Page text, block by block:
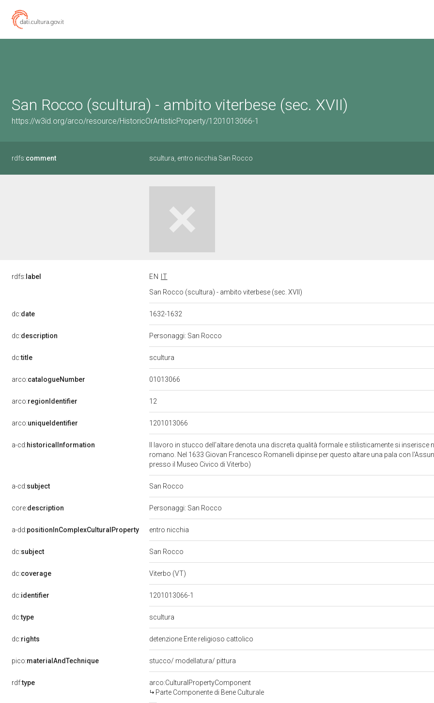
San Rocco (scultura) - ambito viterbese (sec. XVII)
https://w3id.org/arco/resource/HistoricOrArtisticProperty/1201013066-1
rdfs:comment scultura, entro nicchia San Rocco
rdfs: label EN
IT
San Rocco (scultura) - ambito viterbese (sec. XVII)
dc:date 1632-1632
dc:description Personaggi: San Rocco
dc:title scultura
arco:catalogueNumber 01013066
arco:regionIdentifier 12
arco:uniqueIdentifier 1201013066
a-cd:historicalInformation
Il lavoro in stucco dell'altare denota una discreta qualità formale e stilisticamente si inserisce
romano. Nel 1633 Giovan Francesco Romanelli dipinse per questo altare una pala con
presso il Museo Civico di Viterbo)
a-cd:subject San Rocco
core:description Personaggi: San Rocco
a-dd:positionInComplexCulturalProperty entro nicchia
dc:subject San Rocco
dc:coverage Viterbo (VT)
dc:identifier 1201013066-1
dc:type scultura
dc:rights detenzione Ente religioso cattolico
pico:materialAndTechnique stucco/ modellatura/ pittura
rdf:type
arco:CulturalPropertyComponent
Parte Componente di Bene Culturale